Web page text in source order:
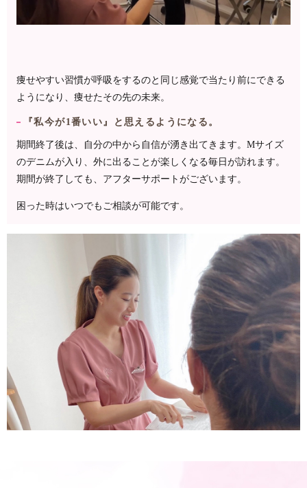
痩せやすい習慣が呼吸をするのと同じ感覚で当たり前にできる
ようになり、痩せたその先の未来。
『私今が1番いい』と思えるようになる。
期間終了後は、自分の中から自信が湧き出てきます。Mサイズ
のデニムが入り、外に出ることが楽しくなる毎日が訪れます。
期間が終了しても、アフターサポートがございます。
困った時はいつでもご相談が可能です。